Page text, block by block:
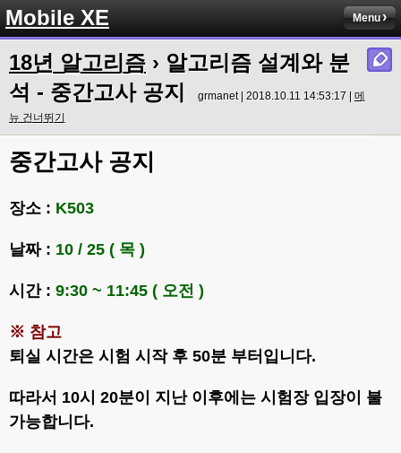
Mobile XE Menu
18년 알고리즘 › 알고리즘 설계와 분
석 - 중간고사 공지
grmanet | 2018.10.11 14:53:17 | 메
뉴 건너뛰기
중간고사 공지
장소 : K503
날짜 : 10 / 25 ( 목 )
시간 : 9:30 ~ 11:45 ( 오전 )
※ 참고
퇴실 시간은 시험 시작 후 50분 부터입니다.
따라서 10시 20분이 지난 이후에는 시험장 입장이 불
가능합니다.